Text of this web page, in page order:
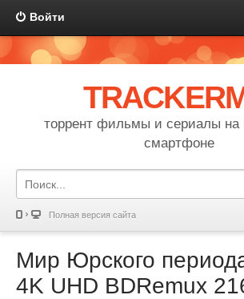
Войти
торрент фильмы и сериалы
смартфоне
Полная версия сайта
Мир Юрского
4K UHD BDRemux